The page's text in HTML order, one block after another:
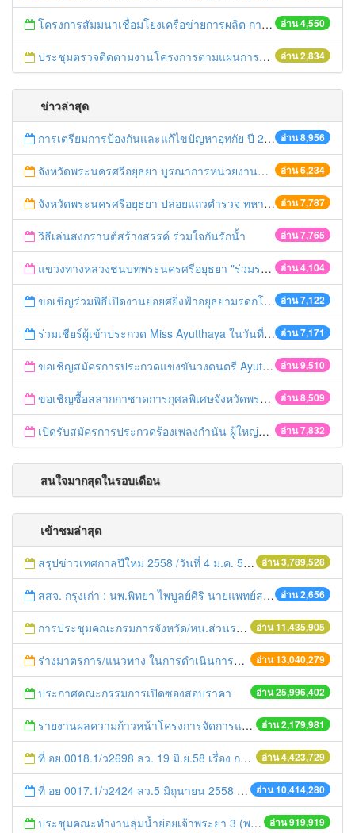
อ่าน 4,550
โครงการสัมมนาเชื่อมโยงเครือข่ายการผลิต การตลาดสินค้าเกษตรและอาหารปลอดภัย
อ่าน 2,834
ประชุมตรวจติดตามงานโครงการตามแผนการตรวจของผู้ตรวจราชการกระทรวงเกษตรและสหกรณ์ เขต 1
ข่าวล่าสุด
อ่าน 8,956
การเตรียมการป้องกันและแก้ไขปัญหาอุทกัย ปี 2561
อ่าน 6,234
จังหวัดพระนครศรีอยุธยา บูรณาการหน่วยงานที่เกี่ยวข้อง ลงพื้นที่จัดระเบียบและดำเนินมาตรการตามบทลงโทษสูงสุดกับผู้ประกอบการร้านค้าที่ยังฝ่าฝืนตั้งร้านค้ารุกล้ำเขตพื้นที่ทางหลวง เตรียมความปลอดภัยก่อนเทศกาลสงกรานต์
อ่าน 7,787
จังหวัดพระนครศรีอยุธยา ปล่อยแถวตำรวจ ทหาร ฝ่ายปกครอง กว่า 100 นาย ตรวจเข้มท่ารถสาธารณะ สถานีขนส่งรถโดยสาร วินรถตู้ และสถานีรถไฟ เตรียมรับมือเทศกาลสงกรานต์
อ่าน 7,765
วิธีเล่นสงกรานต์สร้างสรรค์ ร่วมใจกันรักน้ำ
อ่าน 4,104
แขวงทางหลวงชนบทพระนครศรีอยุธยา "ร่วมรณรงค์ ขับช้า เปิดไฟหน้า คาดเข็มขัด" เทศกาลสงกรานต์ ปี 2561
อ่าน 7,122
ขอเชิญร่วมพิธีเปิดงานยอยศยิ่งฟ้าอยุธยามรดกโลก
อ่าน 7,171
ร่วมเชียร์ผู้เข้าประกวด Miss Ayutthaya ในวันที่ 15 ธันวาคม 2560
อ่าน 9,510
ขอเชิญสมัครการประกวดแข่งขันวงดนตรี Ayutthaya battle of the bands
อ่าน 8,509
ขอเชิญซื้อสลากกาชาดการกุศลพิเศษจังหวัดพระนครศรีอยุธยา 2560
อ่าน 7,832
เปิดรับสมัครการประกวดร้องเพลงกำนัน ผู้ใหญ่บ้าน ฯลฯ
สนใจมากสุดในรอบเดือน
เข้าชมล่าสุด
อ่าน 3,789,528
สรุปข่าวเทศกาลปีใหม่ 2558 /วันที่ 4 ม.ค. 58
อ่าน 2,656
สสจ. กรุงเก่า : นพ.พิทยา ไพบูลย์ศิริ นายแพทย์สาธารณสุขจังหวัดพระนครศรีอยุธยา นำคณะเจ้าหน้าที่ในสังกัดสำนักงานสาธารณสุขจังหวัดพระนครศรีอยุธยา เข้าร่วมงาน "ย้อนรอยวิถีชีวิตอโยธยา" โดยมีวัตถุประสงค์เพื่อเสริมสร้างเศรษฐกิจการท่องเที่ยวของจังหวัดฯ โดยนำเอกลักษณ์ทางวัฒนธรรมที่โดดเด่นกลับมาสร้างมูลค่าทางเศรษฐกิจ ควบคู่กับการอนุรักษ์ขนบธรรมเนียมประเพณีและวัฒนธรรมไทยให้คงอยู่อย่างยั่งยืน เพื่อเฉลิมพระเกียรติสมเด็จพระเทพรัตนราชสุดาฯสยามบรมราชกุมารี เนื่องในโอกาสทรงเจริญพระชนมายุครบ 5 รอบ ณ บริเวณหน้าศาลากลางหลังเก่า จังหวัดพระนครศรีอยุธยา
อ่าน 11,435,905
การประชุมคณะกรมการจังหวัด/หน.ส่วนราชการประจำเดือน มิถุนายน 2558
อ่าน 13,040,279
ร่างมาตรการ/แนวทาง ในการดำเนินการประกอบการตรวจราชการแบบบูรณาการ
อ่าน 25,996,402
ประกาศคณะกรรมการเปิดซองสอบราคา
อ่าน 2,179,981
รายงานผลความก้าวหน้าโครงการจัดการแก้ไขปัญหาขยะ สัปดาห์ที่ 9/2558
อ่าน 4,423,729
ที่ อย.0018.1/ว2698 ลว. 19 มิ.ย.58 เรื่อง การแก้ไขปัญหาหนี้สินให้แก่เกษตรกร
อ่าน 10,414,280
ที่ อย 0017.1/ว2424 ลว.5 มิถุนายน 2558 เรื่อง แจ้งกำหนดตรวจประเมินและให้คะแนนหน่วยงานที่สมัครเข้าร่วมโครงการพัฒนาหน่วยงานต้นแบบในการจัดตั้งศูนย์ข้อมูลข่าวสารของราชการฯ ประจำปีงบประมาณ พ.ศ. 2558
อ่าน 919,919
ประชุมคณะทำงานลุ่มน้ำย่อยเจ้าพระยา 3 (พระนครศรีอยุธยา-ปทุมธานี) ครั้งที่ 1/2558